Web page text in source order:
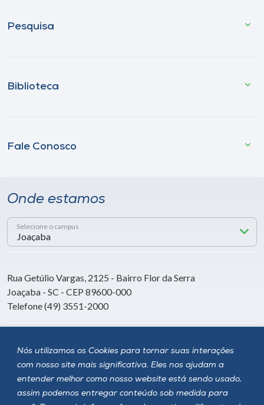
Nós utilizamos os Cookies para tornar suas interações
com nosso site mais significativa. Eles nos ajudam a
entender melhor como nosso website está sendo usado,
assim podemos entregar conteúdo sob medida para
Pesquisa
Biblioteca
Fale Conosco
Onde estamos
Selecione o campus
Rua Getúlio Vargas, 2125 - Bairro Flor da Serra
Joaçaba - SC - CEP 89600-000
Telefone (49) 3551-2000
Siga a Unoesc